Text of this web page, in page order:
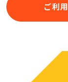
ご利